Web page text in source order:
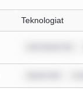
Teknologiat